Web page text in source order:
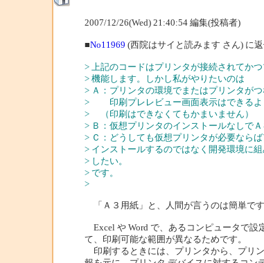
2007/12/26(Wed) 21:40:54 編集(投稿者)
■No11969 (西院はサイと読みます さん) に
> 上記のコードはプリンタが接続されてか
> 機能します。しかし私がやりたいのは
> Ａ：プリンタの環境でまたはプリンタが
> 印刷プレレビュー画面表示はできるよ
> （印刷はできなくてもかまいません）
> Ｂ：仮想プリンタのインストールなしで
> Ｃ：どうしても仮想プリンタが必要なら
> インストールするのではなく開発環境に
> したい。
> です。
>
「Ａ３用紙」と、人間が言うのは簡単で
Excel や Word で、あるコンピュータで設
て、印刷可能な範囲が異なるためです。
印刷するときには、プリンタから、プリ